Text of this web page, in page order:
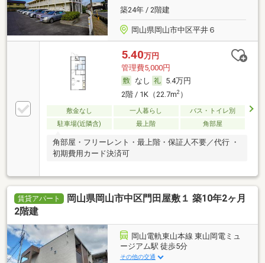
築24年 / 2階建
岡山県岡山市中区平井６
5.40万円
管理費5,000円
なし
5.4万円
2階 / 1K（22.7m2）
敷金なし 一人暮らし
バス・トイレ別
駐車場(近隣含)
最上階 角部屋
角部屋・フリーレント・最上階・保証人不要／代行 ・
初期費用カード決済可
賃貸アパート
岡山県岡山市中区門田屋敷１ 築10年2ヶ月
2階建
岡山電軌東山本線 東山岡電ミュ
ージアム駅 徒歩5分
その他の交通